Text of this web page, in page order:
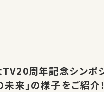
周年記念シンポ
来」の様子をご紹介！